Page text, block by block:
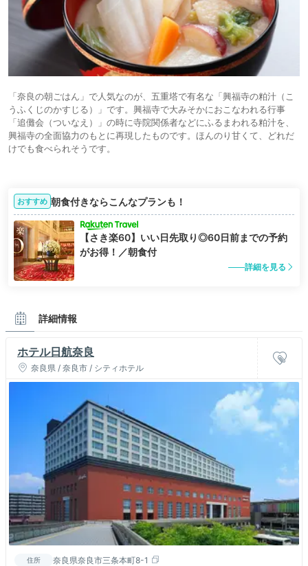
「奈良の朝ごはん」で人気なのが、五重塔で有名な「興福寺の粕汁（こ
うふくじのかすじる）」です。興福寺で大みそかにおこなわれる行事
「追儺会（ついなえ）」の時に寺院関係者などにふるまわれる粕汁を、
興福寺の全面協力のもとに再現したものです。ほんのり甘くて、どれだ
けでも食べられそうです。
おすすめ 朝食付きならこんなプランも！
【さき楽60】いい日先取り◎60日前までの予約
がお得！／朝食付
詳細を見る
詳細情報
ホテル日航奈良
奈良県 / 奈良市 / シティホテル
住所 奈良県奈良市三条本町8-1